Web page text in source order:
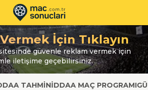
İçin Tıklayın
güvenle reklam vermek için
iletişime geçebilirsiniz.
TAHMINİDDAA MAÇ PROGRAMI